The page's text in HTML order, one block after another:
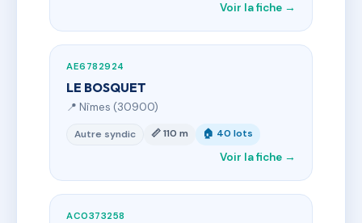
Voir la fiche →
AE6782924
LE BOSQUET
📍 Nîmes (30900)
Autre syndic 📏 110 m 🏠 40 lots
Voir la fiche →
AC0373258